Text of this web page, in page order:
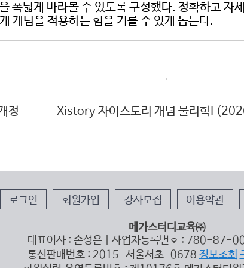
폭넓게 바라볼 수 있도록 구성했다. 정확하고 자
개념을 적용하는 힘을 기를 수 있게 돕는다.
정
Xistory 자이스토리 개념 물리학I
로그인 회원가입 강사모집 이용약관
메가스터디교육㈜
대표이사 : 손성은 | 사업자등록번호 : 780-87-
통신판매번호 : 2015-서울서초-0678 정보조회